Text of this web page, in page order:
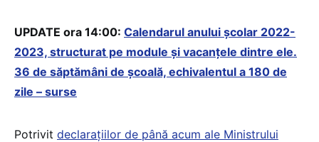
UPDATE ora 14:00: Calendarul anului școlar 2022-
2023, structurat pe module și vacanțele dintre ele.
36 de săptămâni de școală, echivalentul a 180 de
zile – surse
Potrivit declarațiilor de până acum ale Ministrului